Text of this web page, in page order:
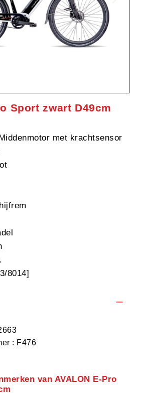
Sport zwart D49cm
met krachtsensor
8014]
: F476
van AVALON E-Pro